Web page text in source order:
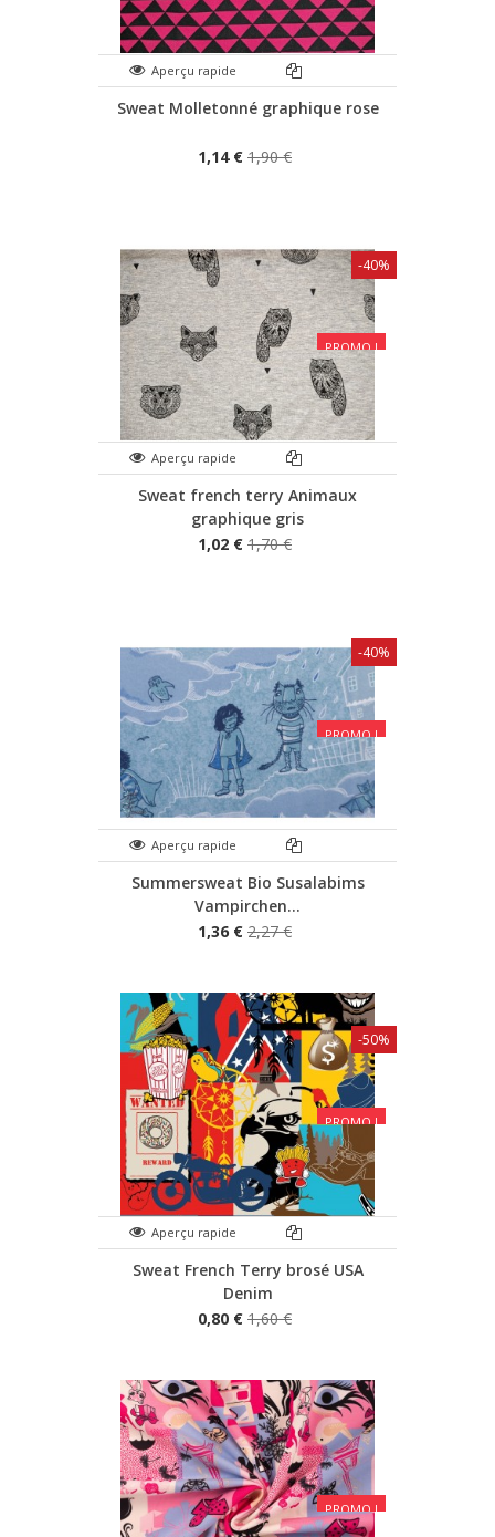
Aperçu rapide
Sweat Molletonné graphique rose
1,14 € 1,90 €
PROMO !
Aperçu rapide
Sweat french terry Animaux
graphique gris
1,02 € 1,70 €
-40%
PROMO !
Aperçu rapide
Summersweat Bio Susalabims
Vampirchen...
1,36 € 2,27 €
-40%
PROMO !
Aperçu rapide
Sweat French Terry brosé USA
Denim
0,80 € 1,60 €
-50%
PROMO !